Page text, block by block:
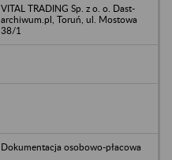
VITAL TRADING Sp. z o. o. Dast-
archiwum.pl, Toruń, ul. Mostowa
38/1
Dokumentacja osobowo-płacowa